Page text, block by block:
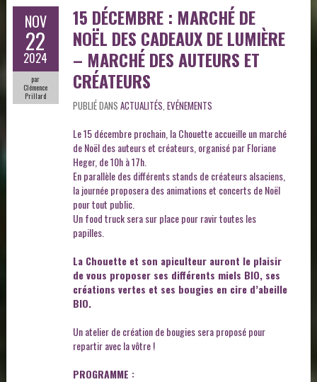
NOV
22
2024
par
Clémence
Prillard
15 DÉCEMBRE : MARCHÉ DE
NOËL DES CADEAUX DE LUMIÈRE
– MARCHÉ DES AUTEURS ET
CRÉATEURS
PUBLIÉ DANS ACTUALITÉS EVÉNEMENTS
Le 15 décembre prochain, la Chouette accueille un marché
de Noël des auteurs et créateurs, organisé par Floriane
Heger, de 10h à 17h.
En parallèle des différents stands de créateurs alsaciens,
la journée proposera des animations et concerts de Noël
pour tout public.
Un food truck sera sur place pour ravir toutes les
papilles.
La Chouette et son apiculteur auront le plaisir
de vous proposer ses différents miels BIO, ses
créations vertes et ses bougies en cire d’abeille
BIO.
Un atelier de création de bougies sera proposé pour
repartir avec la vôtre !
PROGRAMME :